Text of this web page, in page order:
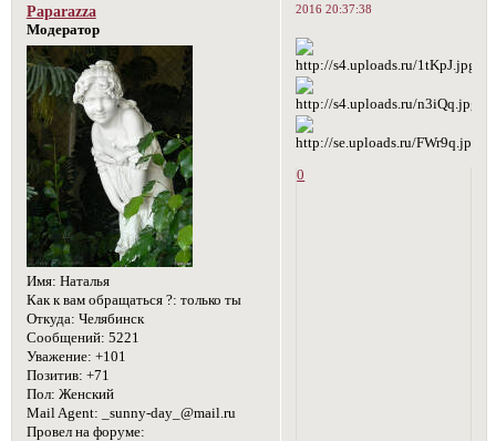
2016 20:37:38
Paparazza
Модератор
Имя: Наталья
Как к вам обращаться ?: только ты
Откуда: Челябинск
Сообщений: 5221
Уважение: +101
Позитив: +71
Пол: Женский
Mail Agent: _sunny-day_@mail.ru
Провел на форуме:
0